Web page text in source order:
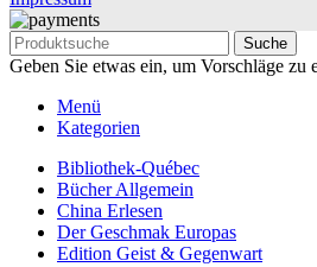
Suche
Geben Sie etwas ein, um Vorschläge zu
Menü
Kategorien
Bibliothek-Québec
Bücher Allgemein
China Erlesen
Der Geschmak Europas
Edition Geist & Gegenwart